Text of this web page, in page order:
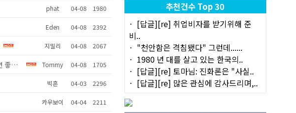
phat 04-08 1980
Eden 04-08 2392
지밀리 04-08 2067
자동차 교통사고로 인해 보험처리로 수리가 필요할때 알아두면 좋을 정보 Tommy 04-08 1705
빅혼 04-03 2296
카우보이 04-04 2211
추천건수 Top 30
[답글][re] 취업비자를 받기위해 준
비..
"천안함은 격침됐다" 그런데......
1980 년 대를 살고 있는 한국의..
[답글][re] 토마님: 진화론은 "사실..
[답글][re] 많은 관심에 감사드리며,..